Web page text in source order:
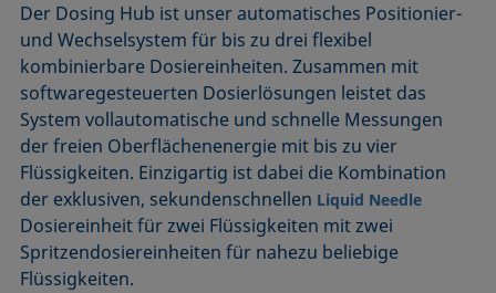
Der Dosing Hub ist unser automatisches Positionier-
und Wechselsystem für bis zu drei flexibel
kombinierbare Dosiereinheiten. Zusammen mit
softwaregesteuerten Dosierlösungen leistet das
System vollautomatische und schnelle Messungen
der freien Oberflächenenergie mit bis zu vier
Flüssigkeiten. Einzigartig ist dabei die Kombination
der exklusiven, sekundenschnellen Liquid Needle
Dosiereinheit für zwei Flüssigkeiten mit zwei
Spritzendosiereinheiten für nahezu beliebige
Flüssigkeiten.